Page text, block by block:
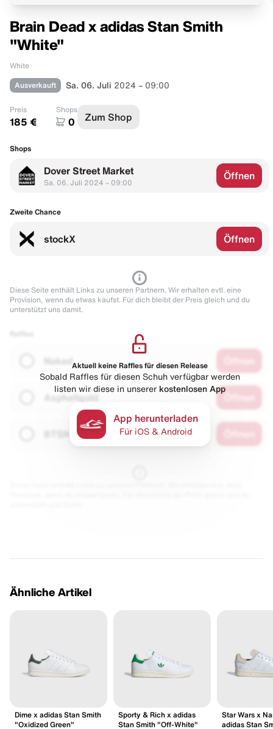
Brain Dead x adidas Stan Smith
"White"
White
Ausverkauft Sa. 06. Juli 2024 – 09:00
Preis
185 €
Shops
0 Zum Shop
Shops
Dover Street Market
Sa. 06. Juli 2024 – 09:00
Öffnen
Zweite Chance
stockX Öffnen
Diese Seite enthält Links zu unseren Partnern. Wir erhalten evtl. eine
Provision, wenn du etwas kaufst. Für dich bleibt der Preis gleich und du
unterstützt uns damit.
Naked
Asphaltgold
Aktuell keine Raffles für diesen Release
Sobald Raffles für diesen Schuh verfügbar werden
listen wir diese in unserer kostenlosen App
App herunterladen
Für iOS & Android
Ähnliche Artikel
Dime x adidas Stan Smith
"Oxidized Green"
Sporty & Rich x adidas
Stan Smith "Off-White"
Star Wars x
adidas Stan